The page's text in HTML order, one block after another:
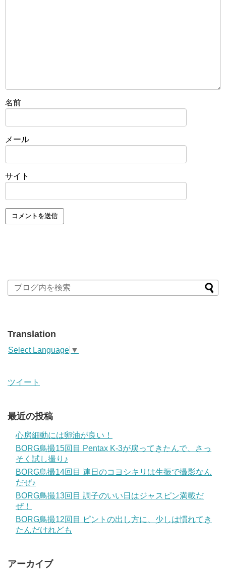
名前
メール
サイト
Translation
Select Language ▼
ツイート
最近の投稿
心房細動には卵油が良い！
BORG鳥撮15回目 Pentax K-3が戻ってきたんで、さっ
そく試し撮り♪
BORG鳥撮14回目 連日のコヨシキリは生振で撮影なん
だぜ♪
BORG鳥撮13回目 調子のいい日はジャスピン満載だ
ぜ！
BORG鳥撮12回目 ピントの出し方に、少しは慣れてき
たんだけれども
アーカイブ